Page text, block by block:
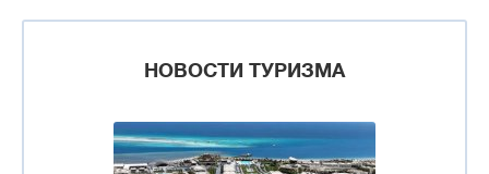
НОВОСТИ ТУРИЗМА